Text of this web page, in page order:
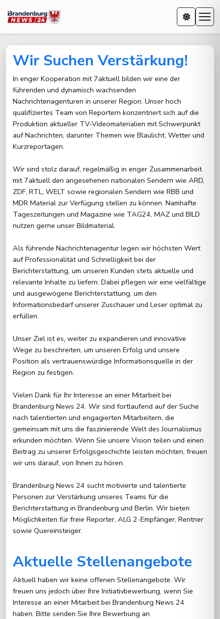
Wir Suchen Verstärkung!
In enger Kooperation mit 7aktuell bilden wir eine der
führenden und dynamisch wachsenden
Nachrichtenagenturen in unserer Region. Unser hoch
qualifiziertes Team von Reportern konzentriert sich auf die
Produktion aktueller TV-Videomaterialien mit Schwerpunkt
auf Nachrichten, darunter Themen wie Blaulicht, Wetter und
Kurzreportagen.
Wir sind stolz darauf, regelmäßig in enger Zusammenarbeit
mit 7aktuell den angesehenen nationalen Sendern wie ARD,
ZDF, RTL, WELT sowie regionalen Sendern wie RBB und
MDR Material zur Verfügung stellen zu können. Namhafte
Tageszeitungen und Magazine wie TAG24, MAZ und BILD
nutzen gerne unser Bildmaterial.
Als führende Nachrichtenagentur legen wir höchsten Wert
auf Professionalität und Schnelligkeit bei der
Berichterstattung, um unseren Kunden stets aktuelle und
relevante Inhalte zu liefern. Dabei pflegen wir eine vielfältige
und ausgewogene Berichterstattung, um den
Informationsbedarf unserer Zuschauer und Leser optimal zu
erfüllen.
Unser Ziel ist es, weiter zu expandieren und innovative
Wege zu beschreiten, um unseren Erfolg und unsere
Position als vertrauenswürdige Informationsquelle in der
Region zu festigen.
Vielen Dank für Ihr Interesse an einer Mitarbeit bei
Brandenburg News 24. Wir sind fortlaufend auf der Suche
nach talentierten und engagierten Mitarbeitern, die
gemeinsam mit uns die faszinierende Welt des Journalismus
erkunden möchten. Wenn Sie unsere Vision teilen und einen
Beitrag zu unserer Erfolgsgeschichte leisten möchten, freuen
wir uns darauf, von Ihnen zu hören.
Brandenburg News 24 sucht motivierte und talentierte
Personen zur Verstärkung unseres Teams für die
Berichterstattung in Brandenburg und Berlin. Wir bieten
Möglichkeiten für freie Reporter, ALG 2-Empfänger, Rentner
sowie Quereinsteiger.
Aktuelle Stellenangebote
Aktuell haben wir keine offenen Stellenangebote. Wir
freuen uns jedoch über Ihre Initiativbewerbung, wenn Sie
Interesse an einer Mitarbeit bei Brandenburg News 24
haben. Bitte senden Sie Ihre Bewerbung an